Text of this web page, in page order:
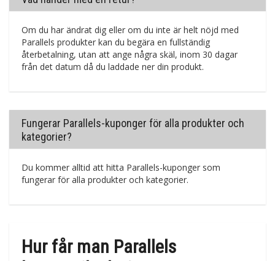
Om du har ändrat dig eller om du inte är helt nöjd med
Parallels produkter kan du begära en fullständig
återbetalning, utan att ange några skäl, inom 30 dagar
från det datum då du laddade ner din produkt.
Fungerar Parallels-kuponger för alla produkter och
kategorier?
Du kommer alltid att hitta Parallels-kuponger som
fungerar för alla produkter och kategorier.
Hur får man Parallels